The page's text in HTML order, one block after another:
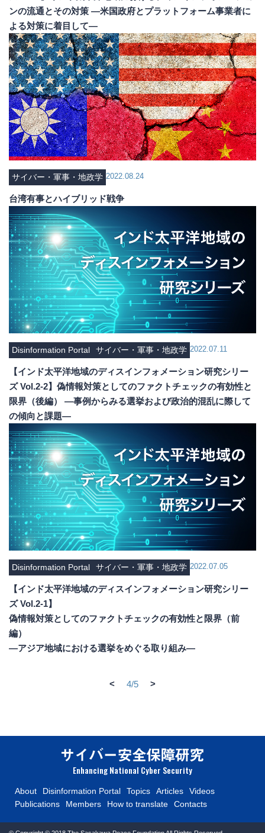
ンの流通とその対策 ―米国政府とプラットフォーム事業者に
よる対策に着目して―
サイバー・軍事・地政学 2022.08.24
台湾有事とハイブリッド戦争
Disinformation Portal サイバー・軍事・地政学 2022.07.11
【インド太平洋地域のディスインフォメーション研究シリー
ズ Vol.2-2】偽情報対策としてのファクトチェックの有効性と
限界（後編） ―事例からみる選挙および政治的混乱に際して
の傾向と課題―
Disinformation Portal サイバー・軍事・地政学 2022.07.05
【インド太平洋地域のディスインフォメーション研究シリー
ズ Vol.2-1】
偽情報対策としてのファクトチェックの有効性と限界（前
編）
―アジア地域における選挙をめぐる取り組み―
< 4/5 >
Enhancing National Cyber Security
About Disinformation Portal Topics Articles
Videos
Publications
Members How to translate Contacts